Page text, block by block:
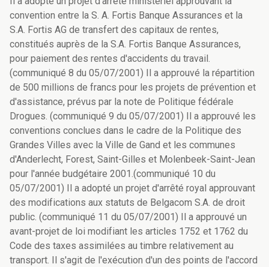
convention entre la S. A. Fortis Banque Assurances et la
S.A. Fortis AG de transfert des capitaux de rentes,
constitués auprès de la S.A. Fortis Banque Assurances,
pour paiement des rentes d'accidents du travail.
(communiqué 8 du 05/07/2001) Il a approuvé la répartition
de 500 millions de francs pour les projets de prévention et
d'assistance, prévus par la note de Politique fédérale
Drogues. (communiqué 9 du 05/07/2001) Il a approuvé les
conventions conclues dans le cadre de la Politique des
Grandes Villes avec la Ville de Gand et les communes
d'Anderlecht, Forest, Saint-Gilles et Molenbeek-Saint-Jean
pour l'année budgétaire 2001.(communiqué 10 du
05/07/2001) Il a adopté un projet d'arrêté royal approuvant
des modifications aux statuts de Belgacom S.A. de droit
public. (communiqué 11 du 05/07/2001) Il a approuvé un
avant-projet de loi modifiant les articles 1752 et 1762 du
Code des taxes assimilées au timbre relativement au
transport. Il s'agit de l'exécution d'un des points de l'accord